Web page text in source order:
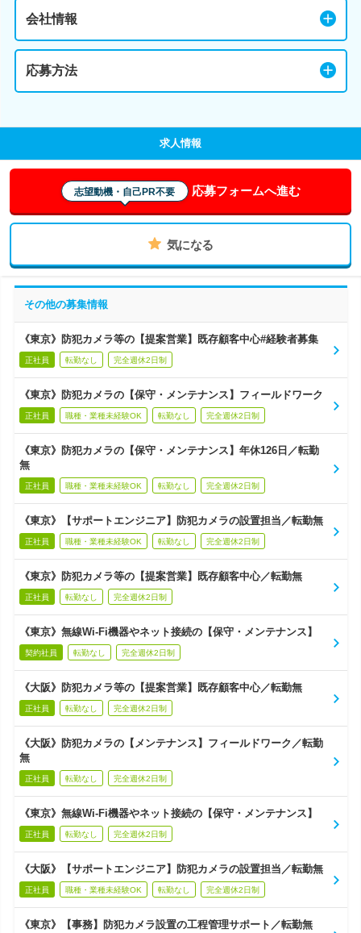
会社情報
応募方法
求人情報
志望動機・自己PR不要 応募フォームへ進む
気になる
その他の募集情報
《東京》防犯カメラ等の【提案営業】既存顧客中心#経験者募集
正社員 転勤なし 完全週休2日制
《東京》防犯カメラの【保守・メンテナンス】フィールドワーク
正社員 職種・業種未経験OK 転勤なし 完全週休2日制
《東京》防犯カメラの【保守・メンテナンス】年休126日／転勤
無
正社員 職種・業種未経験OK 転勤なし 完全週休2日制
《東京》【サポートエンジニア】防犯カメラの設置担当／転勤無
正社員 職種・業種未経験OK 転勤なし 完全週休2日制
《東京》防犯カメラ等の【提案営業】既存顧客中心／転勤無
正社員 転勤なし 完全週休2日制
《東京》無線Wi-Fi機器やネット接続の【保守・メンテナンス】
契約社員 転勤なし 完全週休2日制
《大阪》防犯カメラ等の【提案営業】既存顧客中心／転勤無
正社員 転勤なし 完全週休2日制
《大阪》防犯カメラの【メンテナンス】フィールドワーク／転勤
無
正社員 転勤なし 完全週休2日制
《東京》無線Wi-Fi機器やネット接続の【保守・メンテナンス】
正社員 転勤なし 完全週休2日制
《大阪》【サポートエンジニア】防犯カメラの設置担当／転勤無
正社員 職種・業種未経験OK 転勤なし 完全週休2日制
《東京》【事務】防犯カメラ設置の工程管理サポート／転勤無